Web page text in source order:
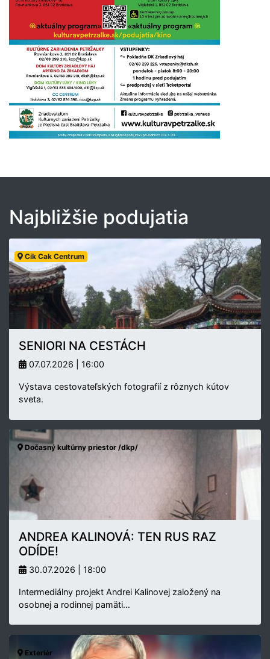
Najbližšie podujatia
Cik Cak Centrum
SENIORI NA CESTÁCH
07.07.2026 | 16:00
Výstava cestovateľských fotografií z rôznych kútov
sveta.
Dočasný kultúrny priestor /dkp/
ANDREA KALINOVÁ: TEN RUS RAZ
ODÍDE!
30.07.2026 | 18:00
Intermediálny projekt Andrei Kalinovej založený na
osobnej a rodinnej pamäti…
Exteriér